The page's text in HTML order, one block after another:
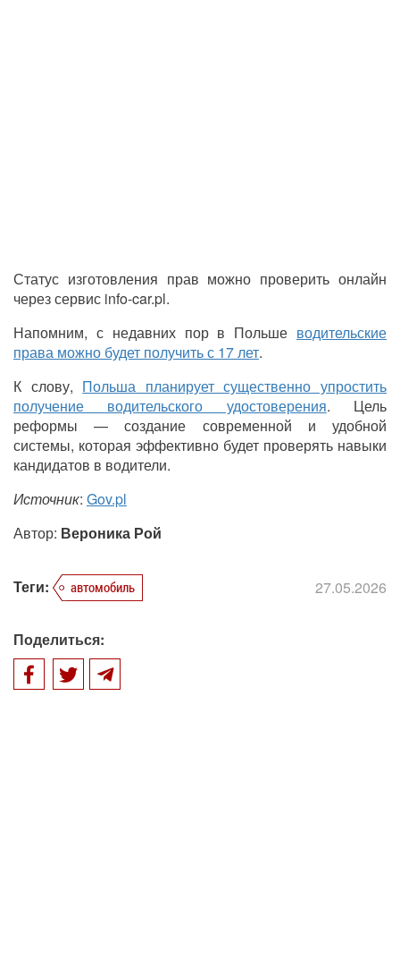
Статус изготовления прав можно проверить онлайн
через сервис info-car.pl.
Напомним, с недавних пор в Польше водительские
права можно будет получить с 17 лет.
К слову, Польша планирует существенно упростить
получение водительского удостоверения. Цель
реформы — создание современной и удобной
системы, которая эффективно будет проверять навыки
кандидатов в водители.
Источник: Gov.pl
Автор: Вероника Рой
Теги: автомобиль 27.05.2026
Поделиться: